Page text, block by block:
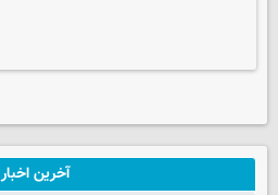
آخرین اخبار